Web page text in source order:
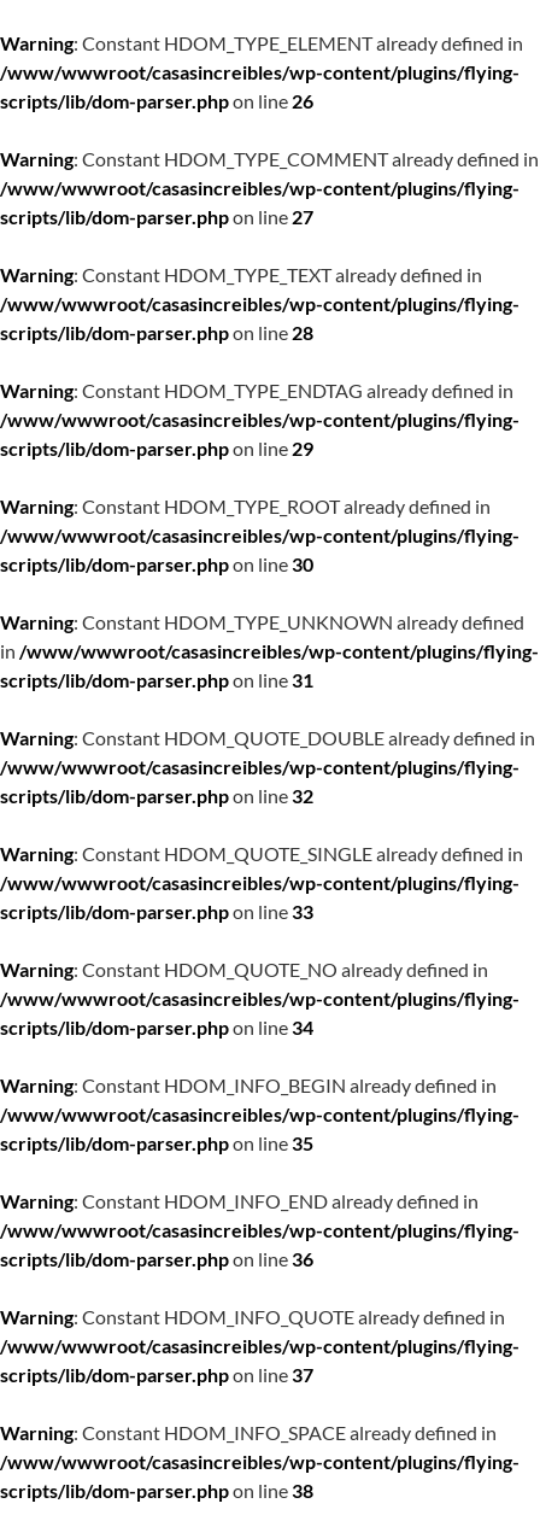
Warning: Constant HDOM_TYPE_ELEMENT already defined in
/www/wwwroot/casasincreibles/wp-content/plugins/flying-
scripts/lib/dom-parser.phpon line 26
Warning: Constant HDOM_TYPE_COMMENT already defined in
/www/wwwroot/casasincreibles/wp-content/plugins/flying-
scripts/lib/dom-parser.phpon line 27
Warning: Constant HDOM_TYPE_TEXT already defined in
/www/wwwroot/casasincreibles/wp-content/plugins/flying-
scripts/lib/dom-parser.phpon line 28
Warning: Constant HDOM_TYPE_ENDTAG already defined in
/www/wwwroot/casasincreibles/wp-content/plugins/flying-
scripts/lib/dom-parser.phpon line 29
Warning: Constant HDOM_TYPE_ROOT already defined in
/www/wwwroot/casasincreibles/wp-content/plugins/flying-
scripts/lib/dom-parser.phpon line30
Warning: Constant HDOM_TYPE_UNKNOWN already defined
in /www/wwwroot/casasincreibles/wp-content/plugins/flying-
scripts/lib/dom-parser.phpon line31
Warning: Constant HDOM_QUOTE_DOUBLE already defined in
/www/wwwroot/casasincreibles/wp-content/plugins/flying-
scripts/lib/dom-parser.phpon line32
Warning: Constant HDOM_QUOTE_SINGLE already defined in
/www/wwwroot/casasincreibles/wp-content/plugins/flying-
scripts/lib/dom-parser.phpon line33
Warning: Constant HDOM_QUOTE_NO already defined in
/www/wwwroot/casasincreibles/wp-content/plugins/flying-
scripts/lib/dom-parser.phpon line34
Warning: Constant HDOM_INFO_BEGIN already defined in
/www/wwwroot/casasincreibles/wp-content/plugins/flying-
scripts/lib/dom-parser.phpon line35
Warning: Constant HDOM_INFO_END already defined in
/www/wwwroot/casasincreibles/wp-content/plugins/flying-
scripts/lib/dom-parser.phpon line36
Warning: Constant HDOM_INFO_QUOTE already defined in
/www/wwwroot/casasincreibles/wp-content/plugins/flying-
scripts/lib/dom-parser.phpon line37
Warning: Constant HDOM_INFO_SPACE already defined in
/www/wwwroot/casasincreibles/wp-content/plugins/flying-
scripts/lib/dom-parser.phpon line38